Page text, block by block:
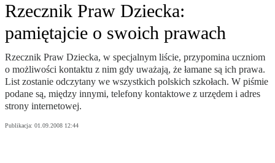
Rzecznik Praw Dziecka:
pamiętajcie o swoich prawach
Rzecznik Praw Dziecka, w specjalnym liście, przypomina uczniom
o możliwości kontaktu z nim gdy uważają, że łamane są ich prawa.
List zostanie odczytany we wszystkich polskich szkołach. W piśmie
podane są, między innymi, telefony kontaktowe z urzędem i adres
strony internetowej.
Publikacja: 01.09.2008 12:44